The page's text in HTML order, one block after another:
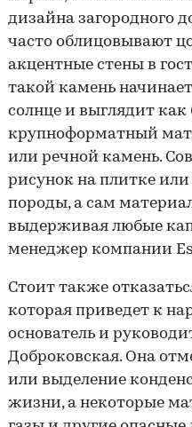
00:00 / 00:00
дизайна загородного
часто облицовывают
акцентные стены в
такой камень
солнце и выглядит как
крупноформатный
или речной камень.
рисунок на плитке
породы, а сам
выдерживая любые
менеджер компании
Стоит также
которая приведет к
основатель и
Доброковская. Она
или выделение
жизни, а некоторые